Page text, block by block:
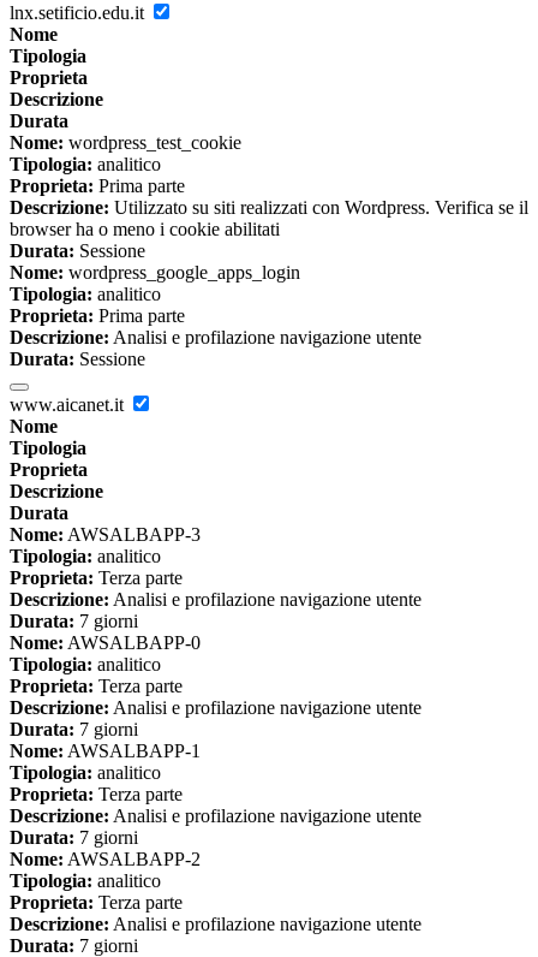
lnx.setificio.edu.it
Nome
Tipologia
Proprieta
Descrizione
Durata
Nome: wordpress_test_cookie
Tipologia: analitico
Proprieta: Prima parte
Descrizione: Utilizzato su siti realizzati con Wordpress. Verifica se il
browser ha o meno i cookie abilitati
Durata: Sessione
Nome: wordpress_google_apps_login
Tipologia: analitico
Proprieta: Prima parte
Descrizione: Analisi e profilazione navigazione utente
Durata: Sessione
www.aicanet.it
Nome
Tipologia
Proprieta
Descrizione
Durata
Nome: AWSALBAPP-3
Tipologia: analitico
Proprieta: Terza parte
Descrizione: Analisi e profilazione navigazione utente
Durata: 7 giorni
Nome: AWSALBAPP-0
Tipologia: analitico
Proprieta: Terza parte
Descrizione: Analisi e profilazione navigazione utente
Durata: 7 giorni
Nome: AWSALBAPP-1
Tipologia: analitico
Proprieta: Terza parte
Descrizione: Analisi e profilazione navigazione utente
Durata: 7 giorni
Nome: AWSALBAPP-2
Tipologia: analitico
Proprieta: Terza parte
Descrizione: Analisi e profilazione navigazione utente
Durata: 7 giorni